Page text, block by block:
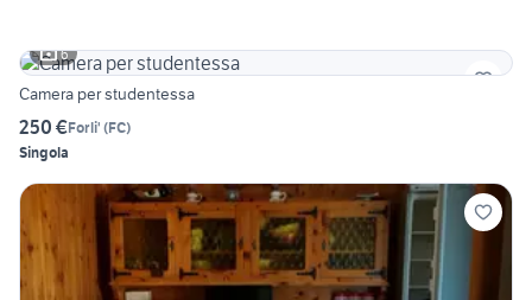
6
Camera per studentessa
250 €Forli' (FC)
Singola